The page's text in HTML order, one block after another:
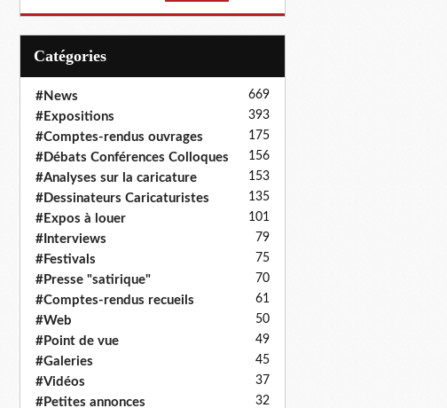
Catégories
#News 669
#Expositions 393
#Comptes-rendus ouvrages 175
#Débats Conférences Colloques 156
#Analyses sur la caricature 153
#Dessinateurs Caricaturistes 135
#Expos à louer 101
#Interviews 79
#Festivals 75
#Presse "satirique" 70
#Comptes-rendus recueils 61
#Web 50
#Point de vue 49
#Galeries 45
#Vidéos 37
#Petites annonces 32